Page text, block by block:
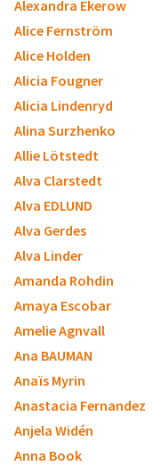
Alexandra Ekerow
Alice Fernström
Alice Holden
Alicia Fougner
Alicia Lindenryd
Alina Surzhenko
Allie Lötstedt
Alva Clarstedt
Alva EDLUND
Alva Gerdes
Alva Linder
Amanda Rohdin
Amaya Escobar
Amelie Agnvall
Ana BAUMAN
Anaïs Myrin
Anastacia Fernandez
Anjela Widén
Anna Book